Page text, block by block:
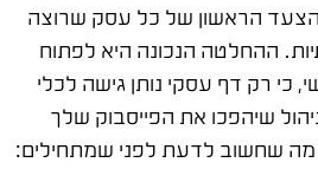
הצעד הראשון של כל עסק שרוצה
ההחלטה הנכונה היא לפתוח
כי רק דף עסקי נותן גישה לכלי
שיהפכו את הפייסבוק שלך
מה שחשוב לדעת לפני שמתחילים: